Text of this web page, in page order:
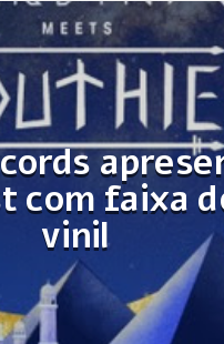
com faixa
vinil